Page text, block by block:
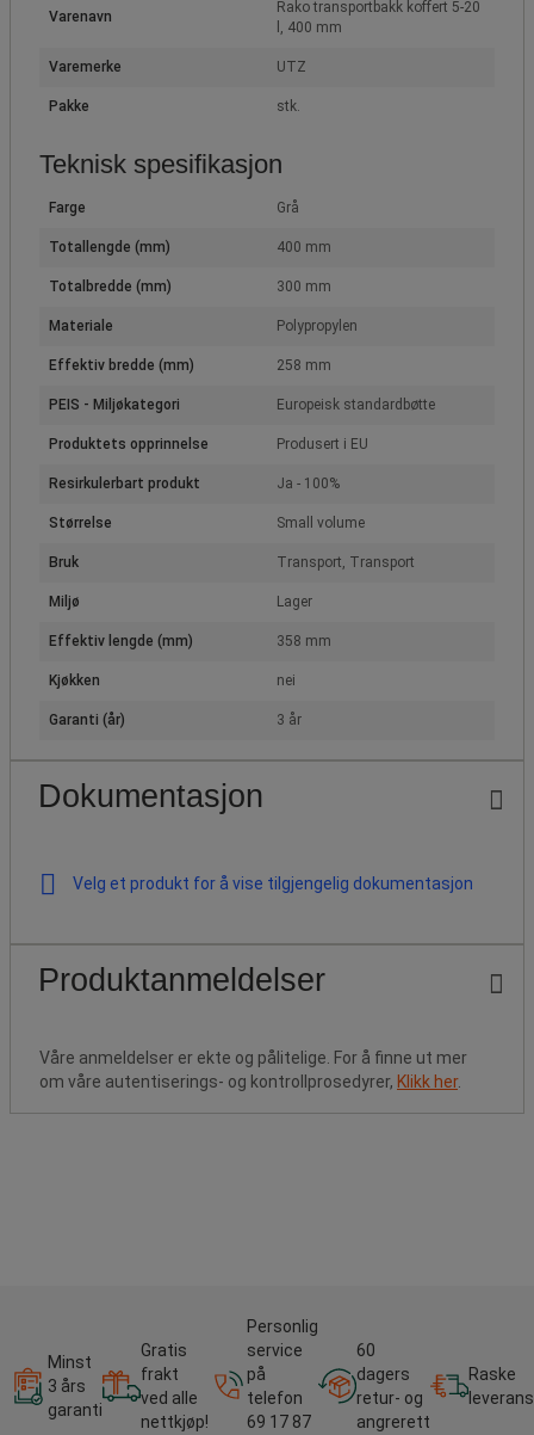
Varenavn
Rako transportbakk koffert 5-20
l, 400 mm
Varemerke UTZ
Pakke stk.
Teknisk spesifikasjon
Farge Grå
Totallengde (mm) 400 mm
Totalbredde (mm) 300 mm
Materiale Polypropylen
Effektiv bredde (mm) 258 mm
PEIS - Miljøkategori Europeisk standardbøtte
Produktets opprinnelse Produsert i EU
Resirkulerbart produkt Ja - 100%
Størrelse Small volume
Bruk Transport, Transport
Miljø Lager
Effektiv lengde (mm) 358 mm
Kjøkken nei
Garanti (år) 3 år
Dokumentasjon
Velg et produkt for å vise tilgjengelig dokumentasjon
Produktanmeldelser
Våre anmeldelser er ekte og pålitelige. For å finne ut mer
om våre autentiserings- og kontrollprosedyrer, Klikk her.
Minst
3 års
garanti
Gratis
frakt
ved alle
nettkjøp!
Personlig
service
på
telefon
69 17 87
60
dagers
retur- og
angrerett
Raske